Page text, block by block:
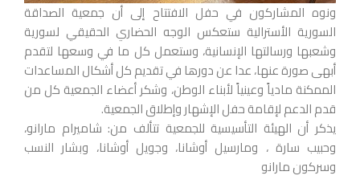
ونوه المشاركون في حفل الافتتاح إلى أن جمعية الصداقة
السورية الأسترالية ستعكس الوجه الحضاري الحقيقي لسورية
وشعبها ورسالتها الإنسانية، وستعمل كل ما في وسعها لتقدم
أبهى صورة عنها، عدا عن دورها في تقديم كل أشكال المساعدات
الممكنة مادياً وعينياً لأبناء الوطن، وشكر أعضاء الجمعية كل من
قدم الدعم لإقامة حفل الإشهار وإطلاق الجمعية.
يذكر أن الهيئة التأسيسية للجمعية تتألف من: شاميرام مارانو،
وحبيب سارة ، ومارسيل أوشانا، وجويل أوشانا، وبشار النسب
وسركون مارانو